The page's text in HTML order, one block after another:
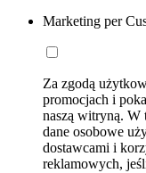
Marketing per
Za zgodą
promocjach i
naszą witryną. W
dane osobowe
dostawcami i
reklamowych,